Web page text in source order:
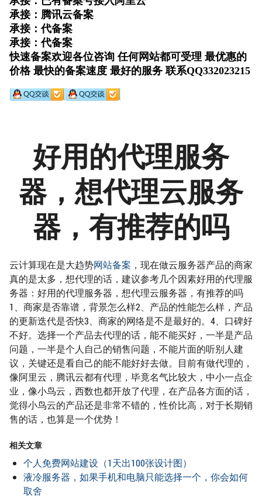
好用的代理服务
器，想代理云服务
器，有推荐的吗
云计算现在是大趋势网站备案 ，现在做云服务器产品的商家
真的是太多，想代理的话，建议参考几个因素好用的代理服
务器：好用的代理服务器，想代理云服务器，有推荐的吗
1、商家是否靠谱，背景怎么样2、产品的性能怎么样，产品
的更新迭代是否快3、商家的网络是不是最好的。4、口碑好
不好。选择一个产品去代理的话，能不能买好，一半是产品
问题，一半是个人自己的销售问题，不能片面的听别人建
议，关键还是看自己的能不能好好去做。目前有做代理的，
像阿里云，腾讯云都有代理，毕竟名气比较大，中小一点企
业，像小鸟云，西数也都开放了代理，在产品各方面的话，
觉得小鸟云的产品还是非常不错的，性价比高，对于长期销
售的话，也算是一个优势！
相关文章
个人免费网站建设（1天出100张设计图）
液冷服务器，如果手机和电脑只能选择一个，你会如何
取舍